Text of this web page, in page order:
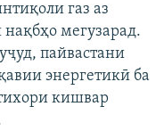
газ аз
мегузарад.
пайвастани
энергетикӣ ба
кишвар